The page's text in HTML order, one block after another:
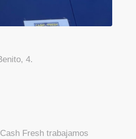
4.
Fresh trabajamos